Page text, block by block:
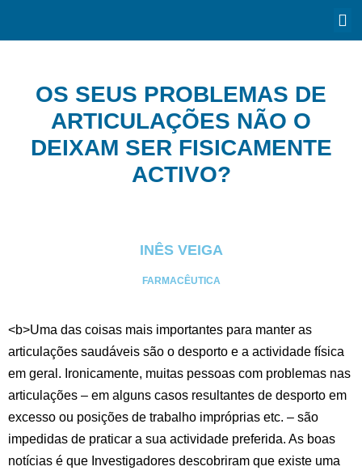
OS SEUS PROBLEMAS DE
ARTICULAÇÕES NÃO O
DEIXAM SER FISICAMENTE
ACTIVO?
INÊS VEIGA
FARMACÊUTICA
<b>Uma das coisas mais importantes para manter as
articulações saudáveis são o desporto e a actividade física
em geral. Ironicamente, muitas pessoas com problemas nas
articulações – em alguns casos resultantes de desporto em
excesso ou posições de trabalho impróprias etc. – são
impedidas de praticar a sua actividade preferida. As boas
notícias é que Investigadores descobriram que existe uma